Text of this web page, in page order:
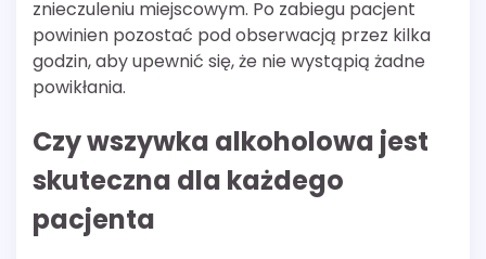
znieczuleniu miejscowym. Po zabiegu pacjent
powinien pozostać pod obserwacją przez kilka
godzin, aby upewnić się, że nie wystąpią żadne
powikłania.
Czy wszywka alkoholowa jest
skuteczna dla każdego
pacjenta